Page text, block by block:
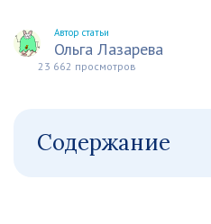
Автор статьи
Ольга Лазарева
23 662 просмотров
Содержание